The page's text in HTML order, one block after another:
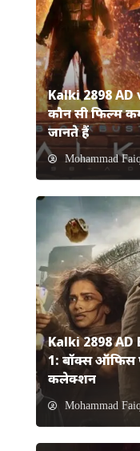
Kalki 2898 AD
कौन सी फिल्म
जानते हैं
Mohammad
Kalki 2898
1: बॉक्स ऑफिस
कलेक्शन
Mohammad